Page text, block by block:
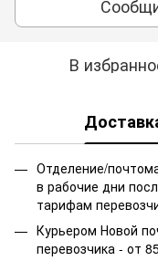
В
Отделение/
в рабочие дни
тарифам
Курьером Новой
перевозчика - от